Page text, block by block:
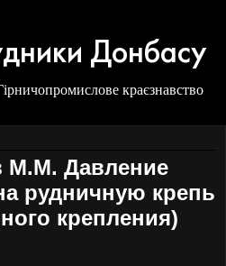
Донбасу
краєзнавство
М.М. Давление
рудничную крепь
крепления)